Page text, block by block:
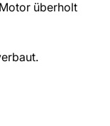
überholt